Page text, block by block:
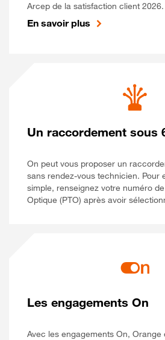
Arcep de la satisfaction client 2026.
En savoir plus
Un raccordement sous
On peut vous proposer un
sans rendez-vous technicien. Pour
simple, renseignez votre numéro
Optique (PTO) après avoir
Les engagements On
Avec les engagements On, Orange